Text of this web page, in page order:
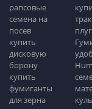
рапсовые
семена на
посев
купить
дисковую
борону
купить
фумиганты
для зерна
плуг